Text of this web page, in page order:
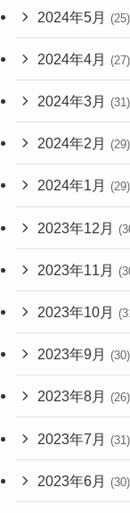
2024年5月 (25)
2024年4月 (27)
2024年3月 (31)
2024年2月 (29)
2024年1月 (29)
2023年12月
2023年11月
2023年10月
2023年9月 (30)
2023年8月 (26)
2023年7月 (31)
2023年6月 (30)